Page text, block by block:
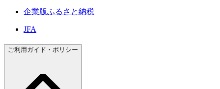
企業版ふるさと納税
JFA
ご利用ガイド・ポリシー